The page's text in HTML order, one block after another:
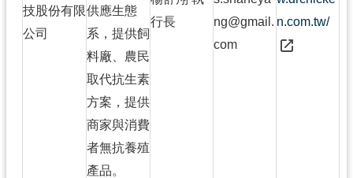
技股份有限
公司
供應生態
系，提供飼
料廠、農民
取代抗生素
方案，提供
商家與消費
者無抗養殖
產品。
行長
ng@gmail.
com
n.com.tw/